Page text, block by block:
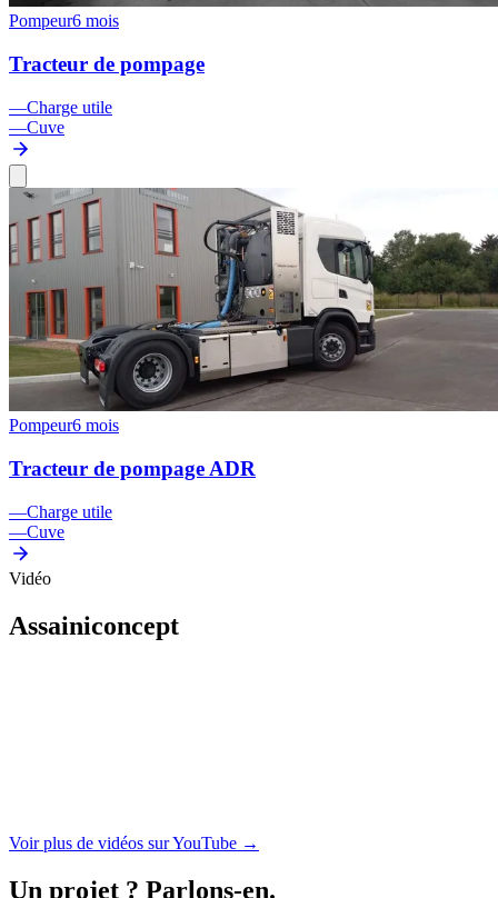
Pompeur6 mois
Tracteur de pompage
—Charge utile
—Cuve
Pompeur6 mois
Tracteur de pompage ADR
—Charge utile
—Cuve
Vidéo
Assainiconcept
Voir plus de vidéos sur YouTube →
Un projet ? Parlons-en.